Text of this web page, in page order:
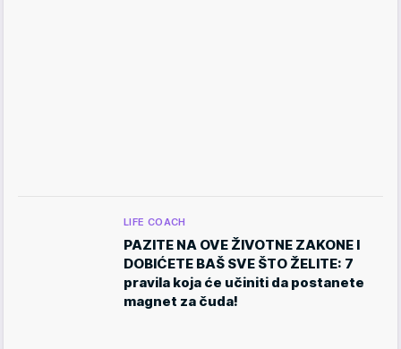
LIFE COACH
PAZITE NA OVE ŽIVOTNE ZAKONE I
DOBIĆETE BAŠ SVE ŠTO ŽELITE: 7
pravila koja će učiniti da postanete
magnet za čuda!